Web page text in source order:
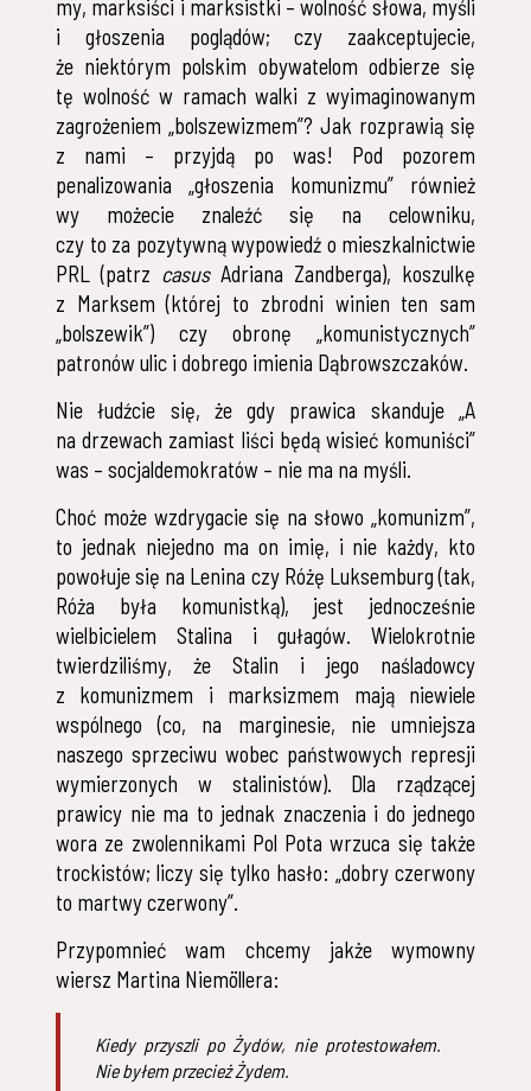
my, marksiści i marksistki – wolność słowa, myśli
i głoszenia poglądów; czy zaakceptujecie,
że niektórym polskim obywatelom odbierze się
tę wolność w ramach walki z wyimaginowanym
zagrożeniem „bolszewizmem”? Jak rozprawią się
z nami – przyjdą po was! Pod pozorem
penalizowania „głoszenia komunizmu” również
wy możecie znaleźć się na celowniku,
czy to za pozytywną wypowiedź o mieszkalnictwie
PRL (patrz casusAdriana Zandberga), koszulkę
z Marksem (której to zbrodni winien ten sam
„bolszewik”) czy obronę „komunistycznych”
patronów ulic i dobrego imienia Dąbrowszczaków.
Nie łudźcie się, że gdy prawica skanduje „A
na drzewach zamiast liści będą wisieć komuniści”
was – socjaldemokratów – nie ma na myśli.
Choć może wzdrygacie się na słowo „komunizm”,
to jednak niejedno ma on imię, i nie każdy, kto
powołuje się na Lenina czy Różę Luksemburg (tak,
Róża była komunistką), jest jednocześnie
wielbicielem Stalina i gułagów. Wielokrotnie
twierdziliśmy, że Stalin i jego naśladowcy
z komunizmem i marksizmem mają niewiele
wspólnego (co, na marginesie, nie umniejsza
naszego sprzeciwu wobec państwowych represji
wymierzonych w stalinistów). Dla rządzącej
prawicy nie ma to jednak znaczenia i do jednego
wora ze zwolennikami Pol Pota wrzuca się także
trockistów; liczy się tylko hasło: „dobry czerwony
to martwy czerwony”.
Przypomnieć wam chcemy jakże wymowny
wiersz Martina Niemöllera:
Kiedy przyszli po Żydów, nie protestowałem.
Nie byłem przecież Żydem.